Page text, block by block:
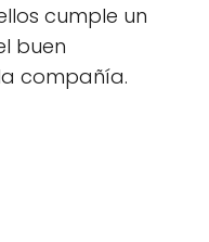
cumple un
buen
compañía.